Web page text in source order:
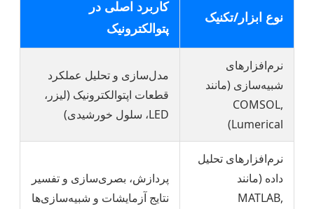
نوع ابزار/تکنیک
کاربرد اصلی در
پتوالکترونیک
نرم‌افزارهای
شبیه‌سازی (مانند
COMSOL,
Lumerical)
مدل‌سازی و تحلیل عملکرد
قطعات اپتوالکترونیک (لیزر،
LED، سلول خورشیدی)
نرم‌افزارهای تحلیل
داده (مانند
MATLAB,
پردازش، بصری‌سازی و تفسیر
نتایج آزمایشات و شبیه‌سازی‌ها